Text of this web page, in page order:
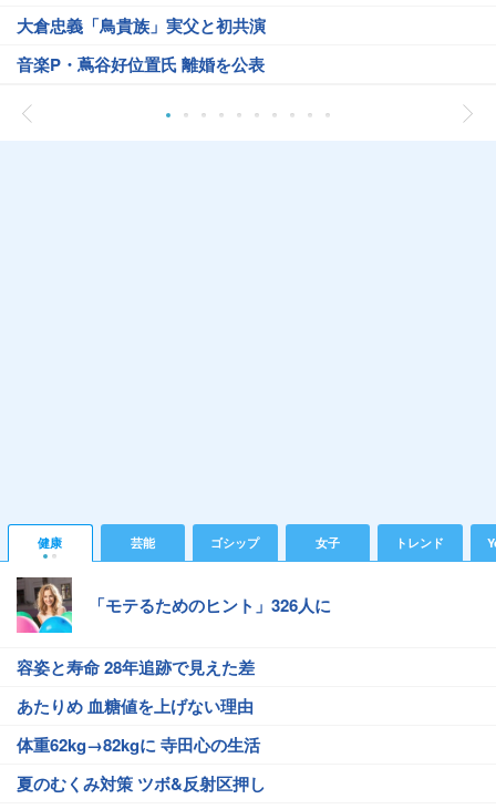
大倉忠義「鳥貴族」実父と初共演
音楽P・蔦谷好位置氏 離婚を公表
健康 芸能 ゴシップ 女子 トレンド
「モテるためのヒント」326人に
容姿と寿命 28年追跡で見えた差
あたりめ 血糖値を上げない理由
体重62kg→82kgに 寺田心の生活
夏のむくみ対策 ツボ&反射区押し